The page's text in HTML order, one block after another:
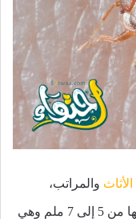
الأثاث والمراتب،
وتسهل أجسامها المسطحة ذلك. يبلغ طولها من 5 إلى 7 ملم وهي